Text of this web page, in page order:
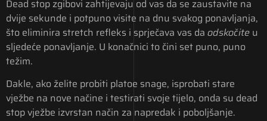
Dead stop zgibovi zahtijevaju od vas da se zaustavite na
dvije sekunde i potpuno visite na dnu svakog ponavljanja,
što eliminira stretch refleks i sprječava vas da odskočite u
sljedeće ponavljanje. U konačnici to čini set puno, puno
težim.
Dakle, ako želite probiti platoe snage, isprobati stare
vježbe na nove načine i testirati svoje tijelo, onda su dead
stop vježbe izvrstan način za napredak i poboljšanje.